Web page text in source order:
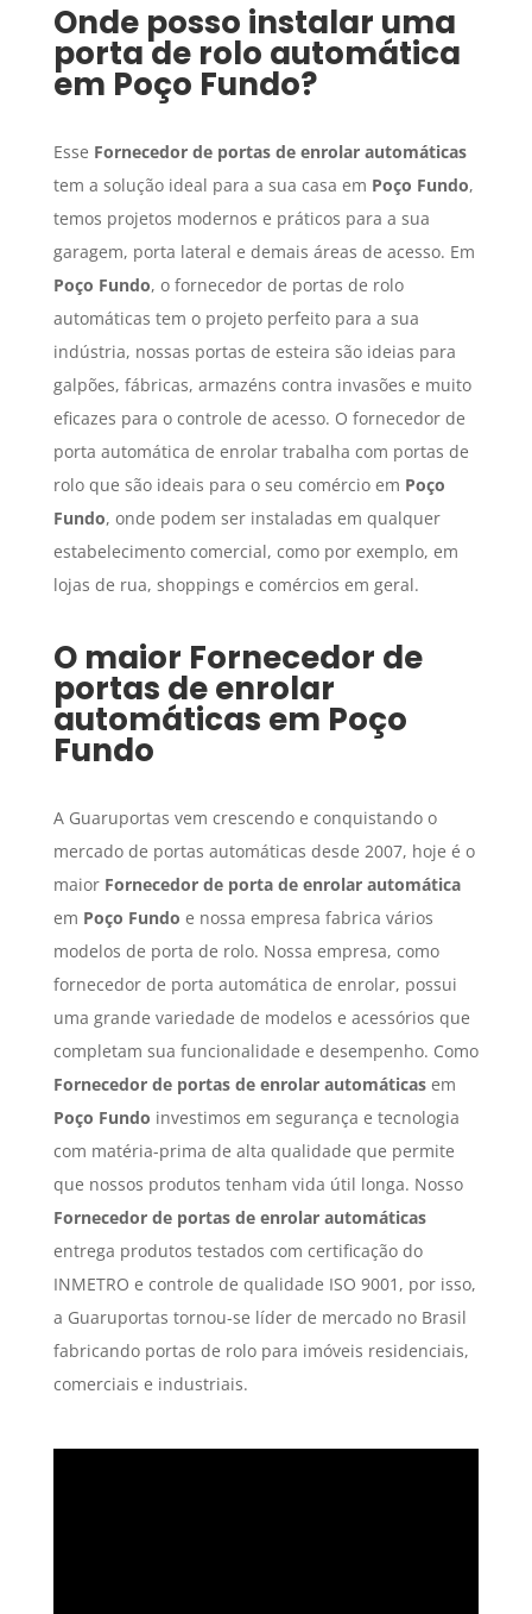
Onde posso instalar uma
porta de rolo automática
em Poço Fundo?
Esse Fornecedor de portas de enrolar automáticas
tem a solução ideal para a sua casa em Poço Fundo,
temos projetos modernos e práticos para a sua
garagem, porta lateral e demais áreas de acesso. Em
Poço Fundo, o fornecedor de portas de rolo
automáticas tem o projeto perfeito para a sua
indústria, nossas portas de esteira são ideias para
galpões, fábricas, armazéns contra invasões e muito
eficazes para o controle de acesso. O fornecedor de
porta automática de enrolar trabalha com portas de
rolo que são ideais para o seu comércio em Poço
Fundo, onde podem ser instaladas em qualquer
estabelecimento comercial, como por exemplo, em
lojas de rua, shoppings e comércios em geral.
O maior Fornecedor de
portas de enrolar
automáticas em Poço
Fundo
A Guaruportas vem crescendo e conquistando o
mercado de portas automáticas desde 2007, hoje é o
maior Fornecedor de porta de enrolar automática
em Poço Fundo e nossa empresa fabrica vários
modelos de porta de rolo. Nossa empresa, como
fornecedor de porta automática de enrolar, possui
uma grande variedade de modelos e acessórios que
completam sua funcionalidade e desempenho. Como
Fornecedor de portas de enrolar automáticasem
Poço Fundo investimos em segurança e tecnologia
com matéria-prima de alta qualidade que permite
que nossos produtos tenham vida útil longa. Nosso
Fornecedor de portas de enrolar automáticas
entrega produtos testados com certificação do
INMETRO e controle de qualidade ISO 9001, por isso,
a Guaruportas tornou-se líder de mercado no Brasil
fabricando portas de rolo para imóveis residenciais,
comerciais e industriais.